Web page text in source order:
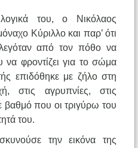
του, ο Νικόλαος
Κύριλλο και παρ’ ότι
από τον πόθο να
να φροντίζει για το σώμα
επιδόθηκε με ζήλο στη
στις αγρυπνίες, στις
βαθμό που οι τριγύρω του
του.
την εικόνα της